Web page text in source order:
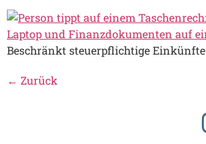
Beschränkt steuerpflichtige Einkünfte
← Zurück